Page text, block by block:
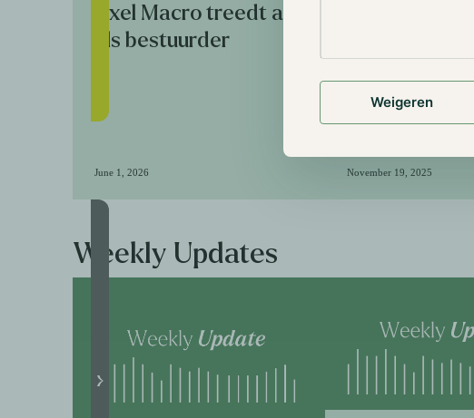
Weigeren
Axel Macro treedt af
als bestuurder
June 1, 2026 November 19, 2025
Weekly Updates